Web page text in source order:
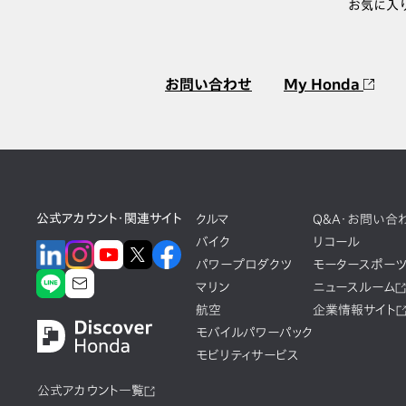
お気に入
お問い合わせ My Honda
公式アカウント・関連サイト
公式アカウント一覧
クルマ
バイク
パワープロダクツ
マリン
航空
モバイルパワーパック
モビリティサービス
Q&A・お問い合
リコール
モータースポーツ
ニュースルーム
企業情報サイト